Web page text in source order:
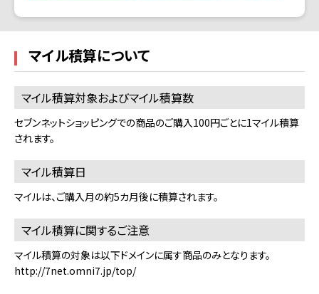
マイル積算について
マイル積算対象およびマイル積算数
セブンネットショッピングでの商品のご購入100円ごとに1マイル積算
されます。
マイル積算日
マイルは、ご購入月の約5カ月後に積算されます。
マイル積算に関するご注意
マイル積算の対象は以下ドメインに属す商品のみとなります。
http://7net.omni7.jp/top/